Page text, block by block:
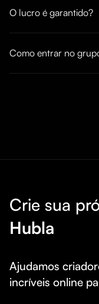
O lucro é garantido?
Como entrar no
Crie sua
Hubla
Ajudamos
incríveis online